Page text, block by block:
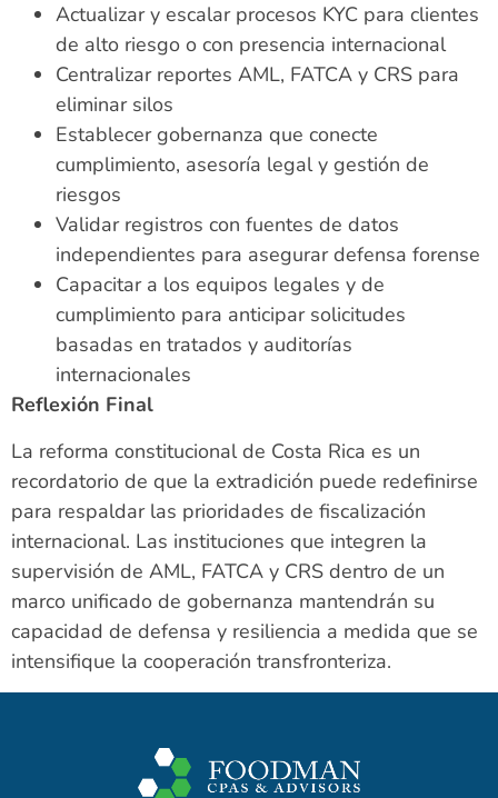
Actualizar y escalar procesos KYC para clientes
de alto riesgo o con presencia internacional
Centralizar reportes AML, FATCA y CRS para
eliminar silos
Establecer gobernanza que conecte
cumplimiento, asesoría legal y gestión de
riesgos
Validar registros con fuentes de datos
independientes para asegurar defensa forense
Capacitar a los equipos legales y de
cumplimiento para anticipar solicitudes
basadas en tratados y auditorías
internacionales
Reflexión Final
La reforma constitucional de Costa Rica es un
recordatorio de que la extradición puede redefinirse
para respaldar las prioridades de fiscalización
internacional. Las instituciones que integren la
supervisión de AML, FATCA y CRS dentro de un
marco unificado de gobernanza mantendrán su
capacidad de defensa y resiliencia a medida que se
intensifique la cooperación transfronteriza.